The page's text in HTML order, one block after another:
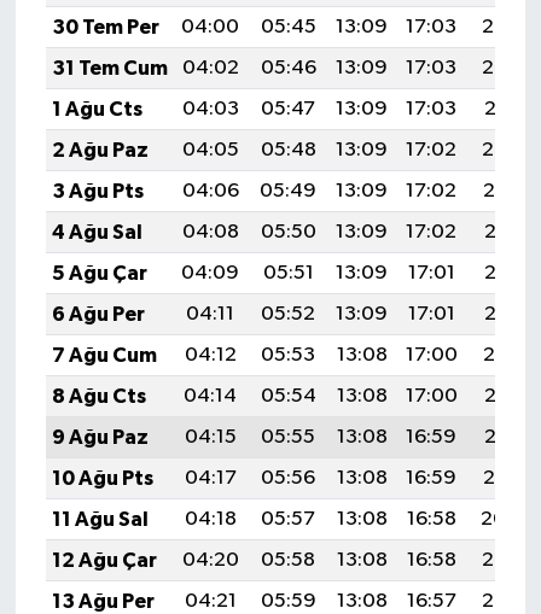
30 Tem Per
04:00 05:45 13:09 17:03
20:23
31 Tem Cum
04:02 05:46 13:09 17:03
20:22
1 Ağu Cts
04:03 05:47 13:09 17:03
20:21
2 Ağu Paz
04:05 05:48 13:09 17:02
20:20
3 Ağu Pts
04:06 05:49 13:09 17:02
20:19
4 Ağu Sal
04:08 05:50 13:09 17:02
20:18
5 Ağu Çar
04:09 05:51 13:09 17:01
20:16
6 Ağu Per
04:11 05:52 13:09 17:01
20:15
7 Ağu Cum
04:12 05:53 13:08 17:00
20:14
8 Ağu Cts
04:14 05:54 13:08 17:00
20:13
9 Ağu Paz
04:15 05:55 13:08 16:59
20:12
10 Ağu Pts
04:17 05:56 13:08 16:59
20:10
11 Ağu Sal
04:18 05:57 13:08 16:58
20:09
12 Ağu Çar
04:20 05:58 13:08 16:58
20:08
13 Ağu Per
04:21 05:59 13:08 16:57
20:06